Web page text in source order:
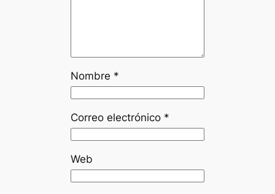
Nombre *
Correo electrónico *
Web